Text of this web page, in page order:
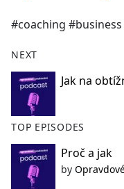
#coaching
NEXT
Jak na
TOP EPISODES
Proč a jak
by